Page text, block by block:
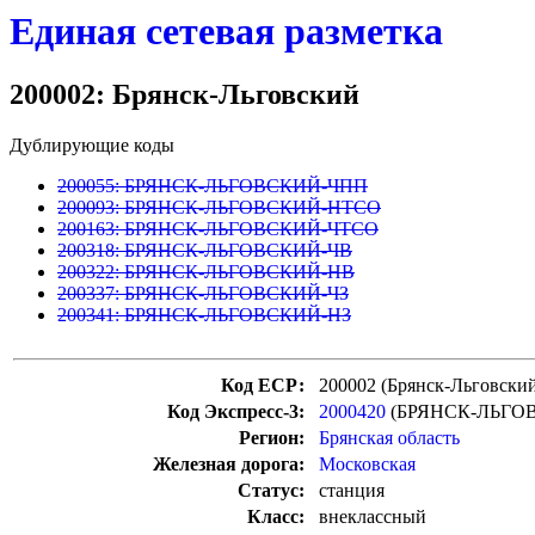
Единая сетевая разметка
200002: Брянск-Льговский
Дублирующие коды
200055: БРЯНСК-ЛЬГОВСКИЙ-ЧПП
200093: БРЯНСК-ЛЬГОВСКИЙ-НТСО
200163: БРЯНСК-ЛЬГОВСКИЙ-ЧТСО
200318: БРЯНСК-ЛЬГОВСКИЙ-ЧВ
200322: БРЯНСК-ЛЬГОВСКИЙ-НВ
200337: БРЯНСК-ЛЬГОВСКИЙ-ЧЗ
200341: БРЯНСК-ЛЬГОВСКИЙ-НЗ
Код ЕСР:
200002 (Брянск-
Код Экспресс-3:
2000420 (БРЯНСК-
Регион:
Брянская область
Железная дорога:
Московская
Статус:
станция
Класс:
внеклассный